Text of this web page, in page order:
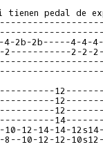
10-12-12-